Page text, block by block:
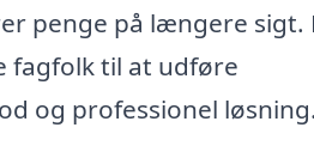
penge på længere sigt.
fagfolk til at udføre
og professionel